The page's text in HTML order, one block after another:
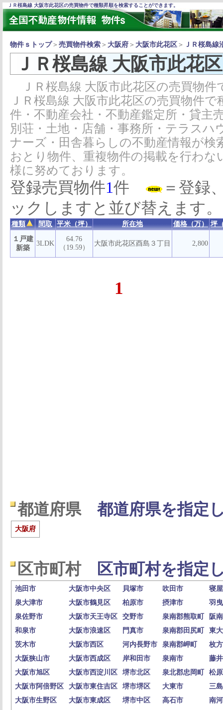
ＪＲ桜島線 大阪市此花区の売買物件で種類昇順を検索することができます。
物件ｓトップ＞ 売買物件検索 ＞ 大阪府 ＞ 大阪市此花区 ＞ ＪＲ桜島線
ＪＲ桜島線 大阪市此花
ＪＲ桜島線 大阪市此花区の売買物
ＪＲ桜島線 大阪市此花区の売買物件
件・不動産会社・不動産鑑定所・貸主
別荘・土地・店舗・事務所・テラス
ナーズ・田舎暮らしの不動産情報が
おとり物件、重複物件の掲載を行わ
様に努めております。
登録売買物件1件
＝登録
ックしますと並び替えます。
種類 間取 平米（坪） 所在地 価格（万）
坪
１戸建
新築
3LDK
64.76
（19.59）
大阪市此花区酉島３丁目 2,800
1
都道府県 都道府県を指定
大阪府
区市町村 区市町村を指定
池田市 大阪市中央区 貝塚市 吹田市
寝
泉大津市
大阪市鶴見区 柏原市 摂津市
羽
泉佐野市
大阪市天王寺区 交野市 泉南郡熊取町
阪
和泉市
大阪市浪速区 門真市 泉南郡田尻町
東
茨木市
大阪市西区 河内長野市 泉南郡岬町
枚
大阪狭山市
大阪市西成区 岸和田市 泉南市
藤
大阪市旭区
大阪市西淀川区 堺市北区 泉北郡忠岡町
松
大阪市阿倍野区
大阪市東住吉区 堺市堺区 大東市
三
大阪市生野区
大阪市東成区 堺市中区 高石市
南